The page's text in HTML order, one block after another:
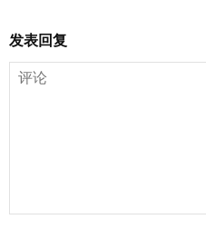
发表回复